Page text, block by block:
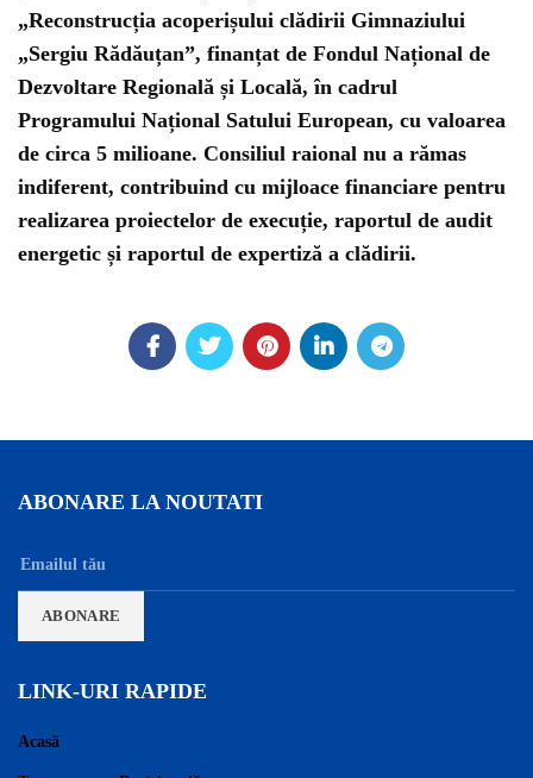
„Reconstrucția acoperișului clădirii Gimnaziului
„Sergiu Rădăuțan”, finanțat de Fondul Național de
Dezvoltare Regională și Locală, în cadrul
Programului Național Satului European, cu valoarea
de circa 5 milioane. Consiliul raional nu a rămas
indiferent, contribuind cu mijloace financiare pentru
realizarea proiectelor de execuție, raportul de audit
energetic și raportul de expertiză a clădirii.
ABONARE LA NOUTATI
LINK-URI RAPIDE
Acasă